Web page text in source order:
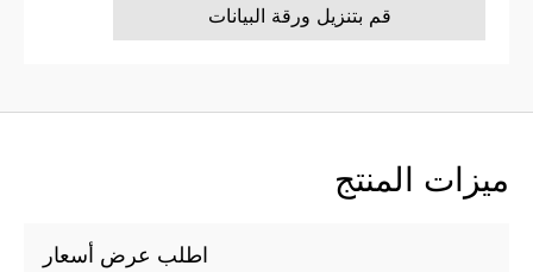
قم بتنزيل ورقة البيانات
ميزات المنتج
اطلب عرض أسعار